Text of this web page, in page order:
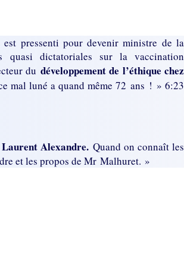
pressenti pour devenir ministre de la
quasi dictatoriales sur la vaccination
du développement de l’éthique chez
mal luné a quand même 72 ans ! » 6:23
Alexandre. Quand on connaît les
et les propos de Mr Malhuret. »